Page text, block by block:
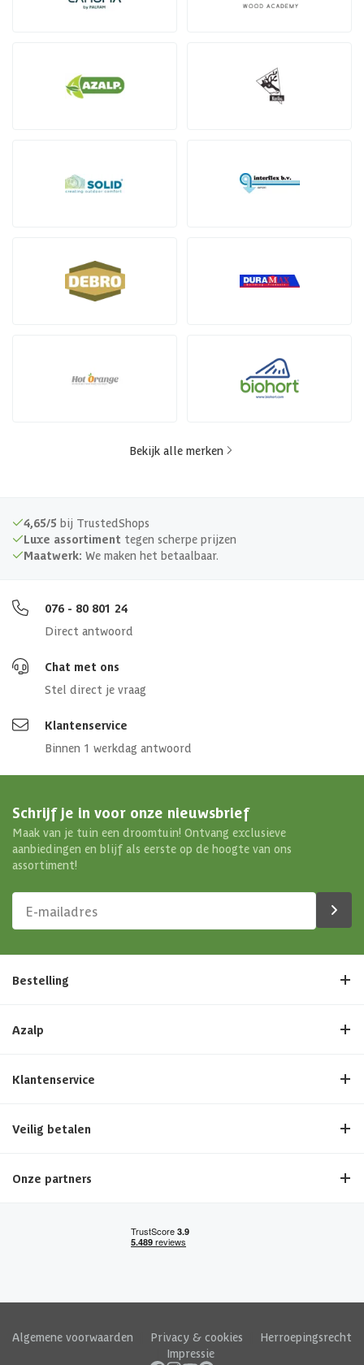
Bekijk alle merken
4,65/5 bij TrustedShops
Luxe assortiment tegen scherpe prijzen
Maatwerk: We maken het betaalbaar.
076 - 80 801 24
Direct antwoord
Chat met ons
Stel direct je vraag
Klantenservice
Binnen 1 werkdag antwoord
Schrijf je in voor onze nieuwsbrief
Maak van je tuin een droomtuin! Ontvang exclusieve
aanbiedingen en blijf als eerste op de hoogte van ons
assortiment!
Bestelling
Azalp
Klantenservice
Veilig betalen
Onze partners
Algemene voorwaarden Privacy & cookies
Herroepingsrecht
Impressie